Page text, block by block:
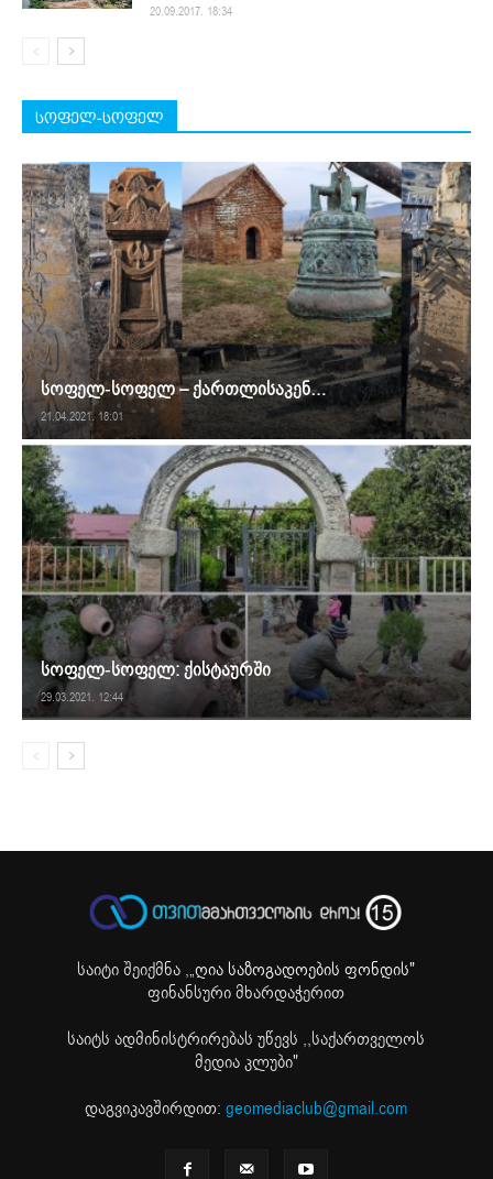
20.09.2017. 18:34
სოფელ-სოფელ
სოფელ-სოფელ – ქართლისაკენ…
21.04.2021. 18:01
სოფელ-სოფელ: ქისტაურში
29.03.2021. 12:44
საიტი შეიქმნა ,„ღია საზოგადოების ფონდის"
ფინანსური მხარდაჭერით
საიტს ადმინისტრირებას უწევს ,,საქართველოს
მედია კლუბი"
დაგვიკავშირდით:geomediaclub@gmail.com